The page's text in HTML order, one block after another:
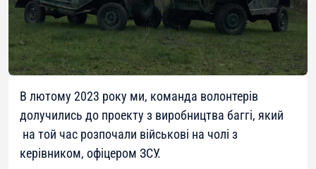
В лютому 2023 року ми, команда волонтерів
долучились до проекту з виробництва баггі, який
на той час розпочали військові на чолі з
керівником, офіцером ЗСУ.